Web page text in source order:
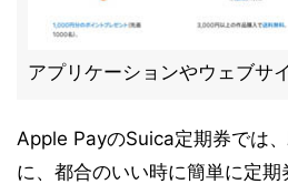
アプリケーションやウェブサ
Apple PayのSuica定期券では
に、都合のいい時に簡単に定